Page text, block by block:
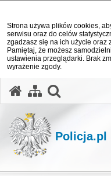
Strona używa plików cookies,
serwisu oraz do celów
zgadzasz się na ich użycie oraz
Pamiętaj, że możesz
ustawienia przeglądarki. Brak
wyrażenie zgody.
Policja.pl